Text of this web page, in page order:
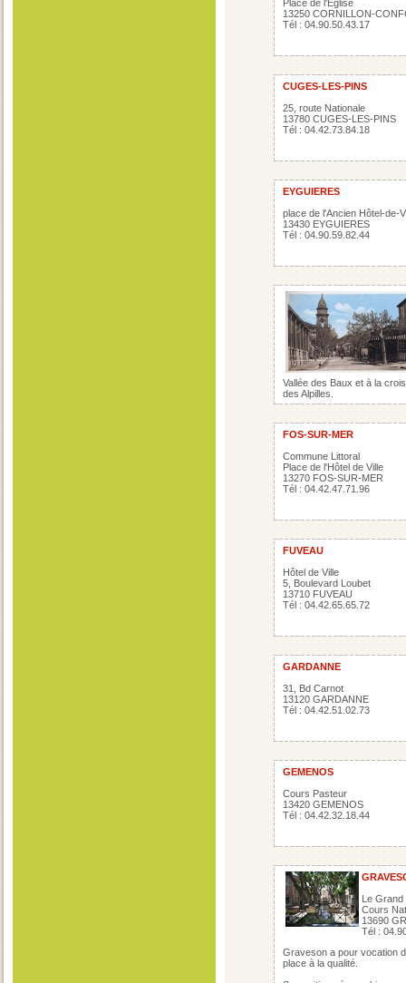
Place de l'Eglise
13250 CORNILLON-
Tél : 04.90.50.43.17
CUGES-LES-PINS
25, route Nationale
13780 CUGES-LES-PINS
Tél : 04.42.73.84.18
EYGUIERES
place de l'Ancien Hôtel-de-
13430 EYGUIERES
Tél : 04.90.59.82.44
Vallée des Baux et à la
des Alpilles.
FOS-SUR-MER
Commune Littoral
Place de l'Hôtel de Ville
13270 FOS-SUR-MER
Tél : 04.42.47.71.96
FUVEAU
Hôtel de Ville
5, Boulevard Loubet
13710 FUVEAU
Tél : 04.42.65.65.72
GARDANNE
31, Bd Carnot
13120 GARDANNE
Tél : 04.42.51.02.73
GEMENOS
Cours Pasteur
13420 GEMENOS
Tél : 04.42.32.18.44
Le Grand
Cours
13690
Tél :
Graveson a pour vocation
place à la qualité.